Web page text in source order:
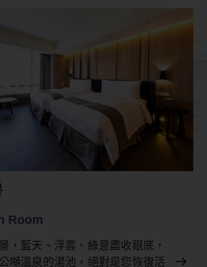
Room
，藍天、浮雲、綠意盡收眼底，
噸溫泉的湯池，絕對是您恢復活